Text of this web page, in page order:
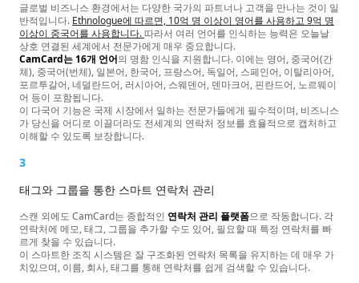
글로벌 비즈니스 환경에서는 다양한 국가의 파트너나 고객을 만나는 것이 일
반적입니다. Ethnologue에 따르면, 10억 명 이상이 영어를 사용하고 9억 명
이상이 중국어를 사용합니다.따라서 여러 언어를 인식하는 능력은 오늘날
상호 연결된 세계에서 전문가에게 매우 중요합니다.
CamCard는 16개 언어의 명함 인식을 지원합니다. 이에는 영어, 중국어(간
체), 중국어(번체), 일본어, 한국어, 프랑스어, 독일어, 스페인어, 이탈리아어,
포르투갈어, 네덜란드어, 러시아어, 스웨덴어, 덴마크어, 핀란드어, 노르웨이
어 등이 포함됩니다.
이 다국어 기능은 국제 시장에서 일하는 전문가들에게 필수적이며, 비즈니스
가 당신을 어디로 이끌더라도 전세계의 연락처 정보를 효율적으로 캡처하고
이해할 수 있도록 보장합니다.
3
태그와 그룹을 통한 스마트 연락처 관리
스캔 외에도 CamCard는 종합적인 연락처 관리 플랫폼으로 작동합니다. 각
연락처에 메모, 태그, 그룹을 추가할 수도 있어, 필요할 때 특정 연락처를 빠
르게 찾을 수 있습니다.
이 스마트한 조직 시스템은 잘 구조화된 연락처 목록을 유지하는 데 매우 가
치있으며, 이름, 회사, 태그를 통해 연락처를 쉽게 검색할 수 있습니다.